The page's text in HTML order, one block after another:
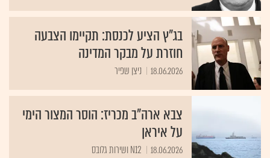
בג"ץ הציע לכנסת: תקיימו הצבעה
חוזרת על מבקר המדינה
18.06.2026 ניצן שפיר
צבא ארה"ב מכריז: הוסר המצור הימי
על איראן
18.06.2026 N12 ושירות גלובס